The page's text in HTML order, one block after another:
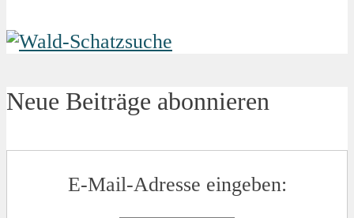
Neue Beiträge abonnieren
E-Mail-Adresse eingeben: